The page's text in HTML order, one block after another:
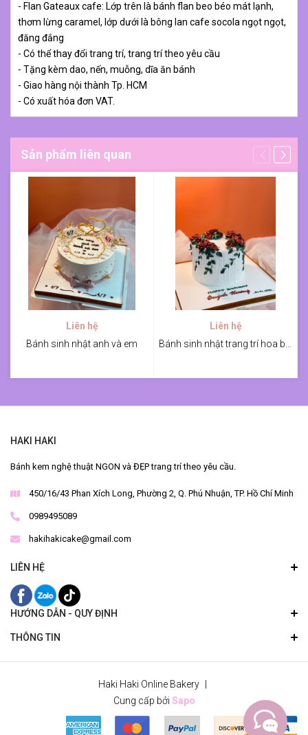
- Flan Gateaux cafe: Lớp trên là bánh flan beo béo mát lạnh,
thơm lừng caramel, lớp dưới là bông lan cafe socola ngọt ngọt,
đăng đắng
- Có thể thay đổi trang trí, trang trí theo yêu cầu
- Tặng kèm dao, nến, muỗng, dĩa ăn bánh
- Giao hàng nội thành Tp. HCM
- Có xuất hóa đơn VAT.
Sản phẩm liên quan
Liên hệ
Bánh sinh nhật anh và em
Liên hệ
HAKI HAKI
Bánh kem nghệ thuật NGON và ĐẸP trang trí theo yêu cầu.
450/16/43 Phan Xích Long, Phường 2, Q. Phú Nhuận, TP. Hồ Chí Minh
0989495089
hakihakicake@gmail.com
LIÊN HỆ
HƯỚNG DẪN - QUY ĐỊNH
THÔNG TIN
Haki Haki Online Bakery
Cung cấp bởi Sapo